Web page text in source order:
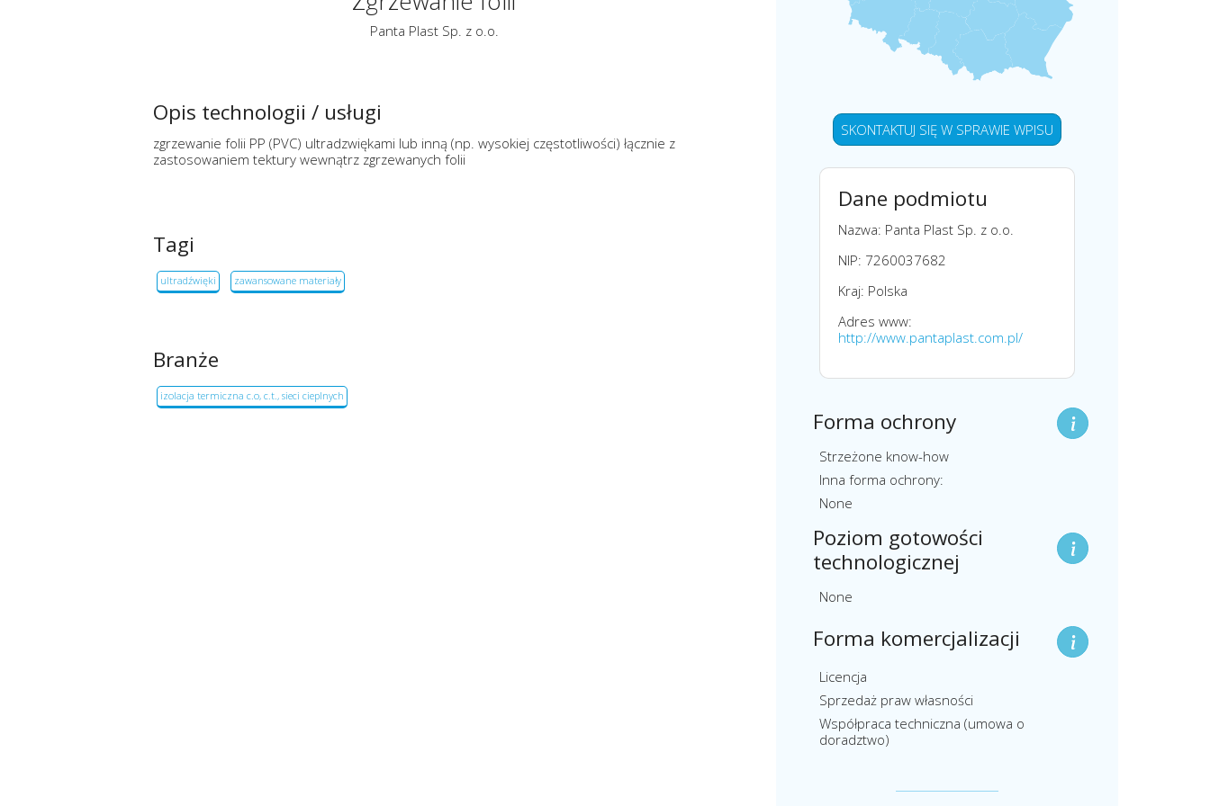
Panta Plast Sp. z o.o.
Opis technologii / usługi
zgrzewanie folii PP (PVC) ultradzwiękami lub inną (np. wysokiej częstotliwości) łącznie z
zastosowaniem tektury wewnątrz zgrzewanych folii
Tagi
ultradźwięki zawansowane materiały
Branże
izolacja termiczna c.o, c.t., sieci cieplnych
SKONTAKTUJ SIĘ W SPRAWIE WPISU
Dane podmiotu
Nazwa: Panta Plast Sp. z o.o.
NIP: 7260037682
Kraj: Polska
Adres www:
http://www.pantaplast.com.pl/
Forma ochrony
Strzeżone know-how
Inna forma ochrony:
None
Poziom gotowości
technologicznej
None
Forma komercjalizacji
Licencja
Sprzedaż praw własności
Współpraca techniczna (umowa o
doradztwo)